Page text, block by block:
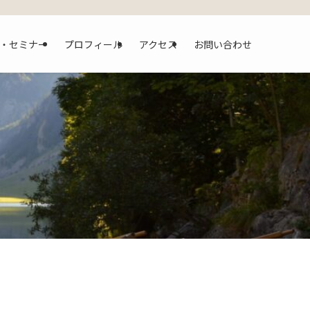
セミナー プロフィール アクセス お問い合わせ